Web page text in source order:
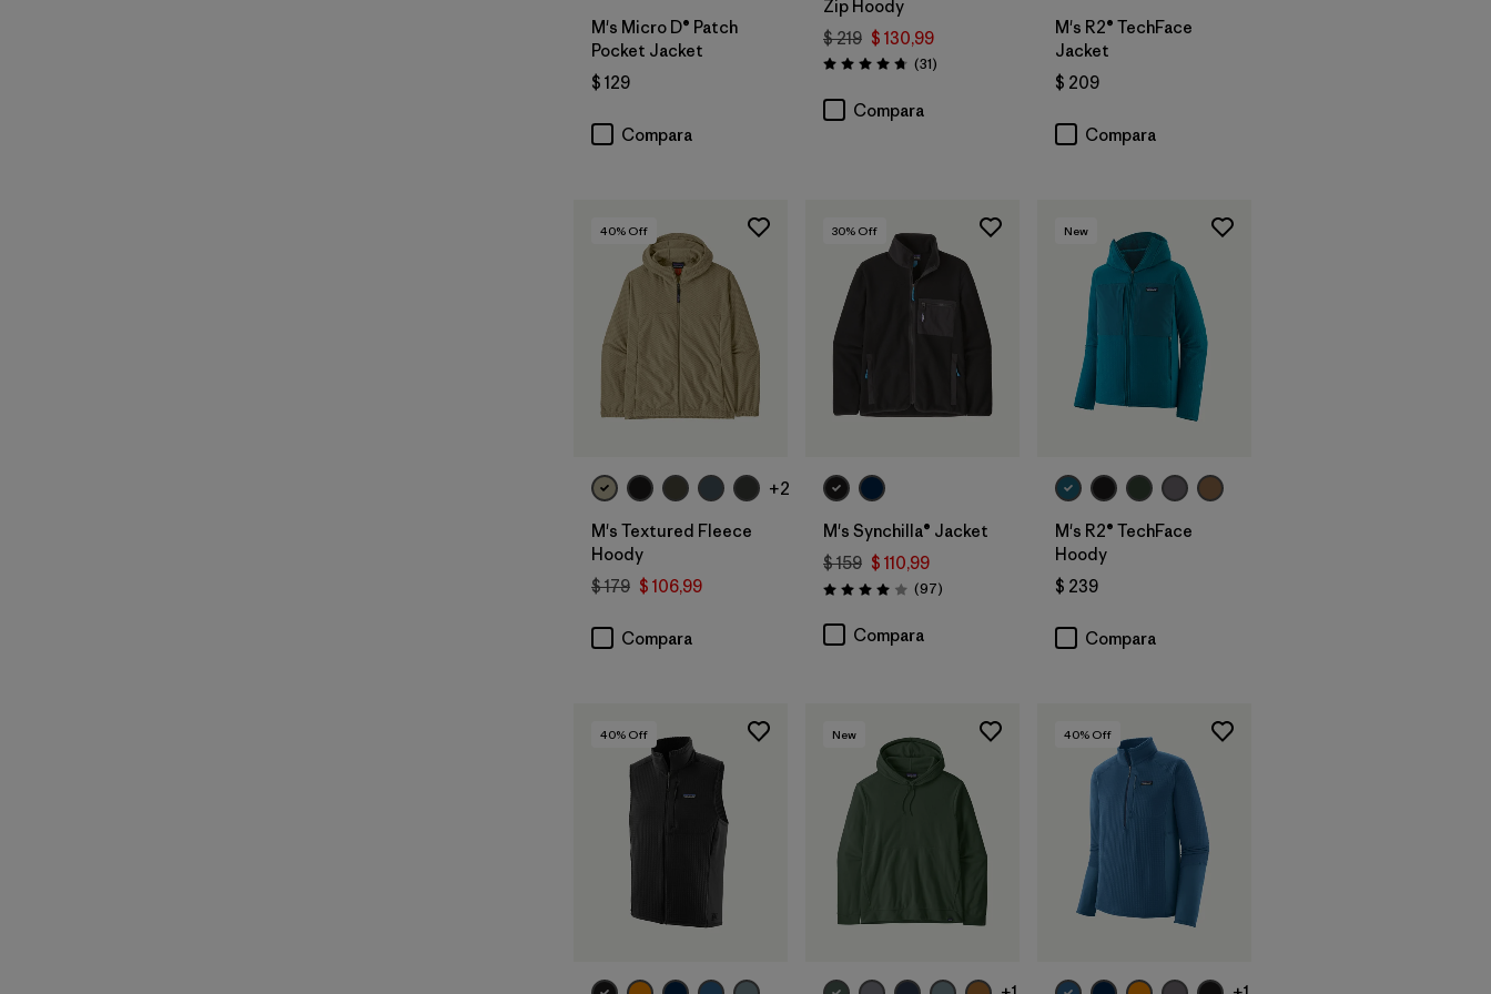
M's Micro D® Patch
Pocket Jacket
$ 129
Compara
Zip Hoody
$ 219 $ 130,99
Valoración: 4.7 / 5
(31Comentarios
)
Compara
M's R2® TechFace
Jacket
$ 209
Compara
40% Off
+2
M's Textured Fleece
Hoody
$ 179 $ 106,99
Compara
30% Off
M's Synchilla® Jacket
$ 159 $ 110,99
Valoración: 4.0 / 5
(97Comentarios
)
Compara
New
M's R2® TechFace
Hoody
$ 239
Compara
40% Off New 40% Off